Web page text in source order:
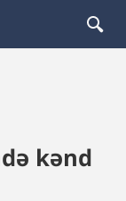
kənd